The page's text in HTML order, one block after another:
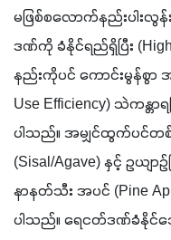
မဖြစ်စလောက်နည်းပါးလွန်
ဒဏ်ကို ခံနိုင်ရည်ရှိပြီး
နည်းကိုပင် ကောင်းမွန်စွာ အ
Use Efficiency) သဲကန္တာ
ပါသည်။ အမျှင်ထွက်ပင်တစ်
(Sisal/Agave) နှင့် ဥယ
နာနတ်သီး အပင် (Pine
ပါသည်။ ရေငတ်ဒဏ်ခံနိုင်သ